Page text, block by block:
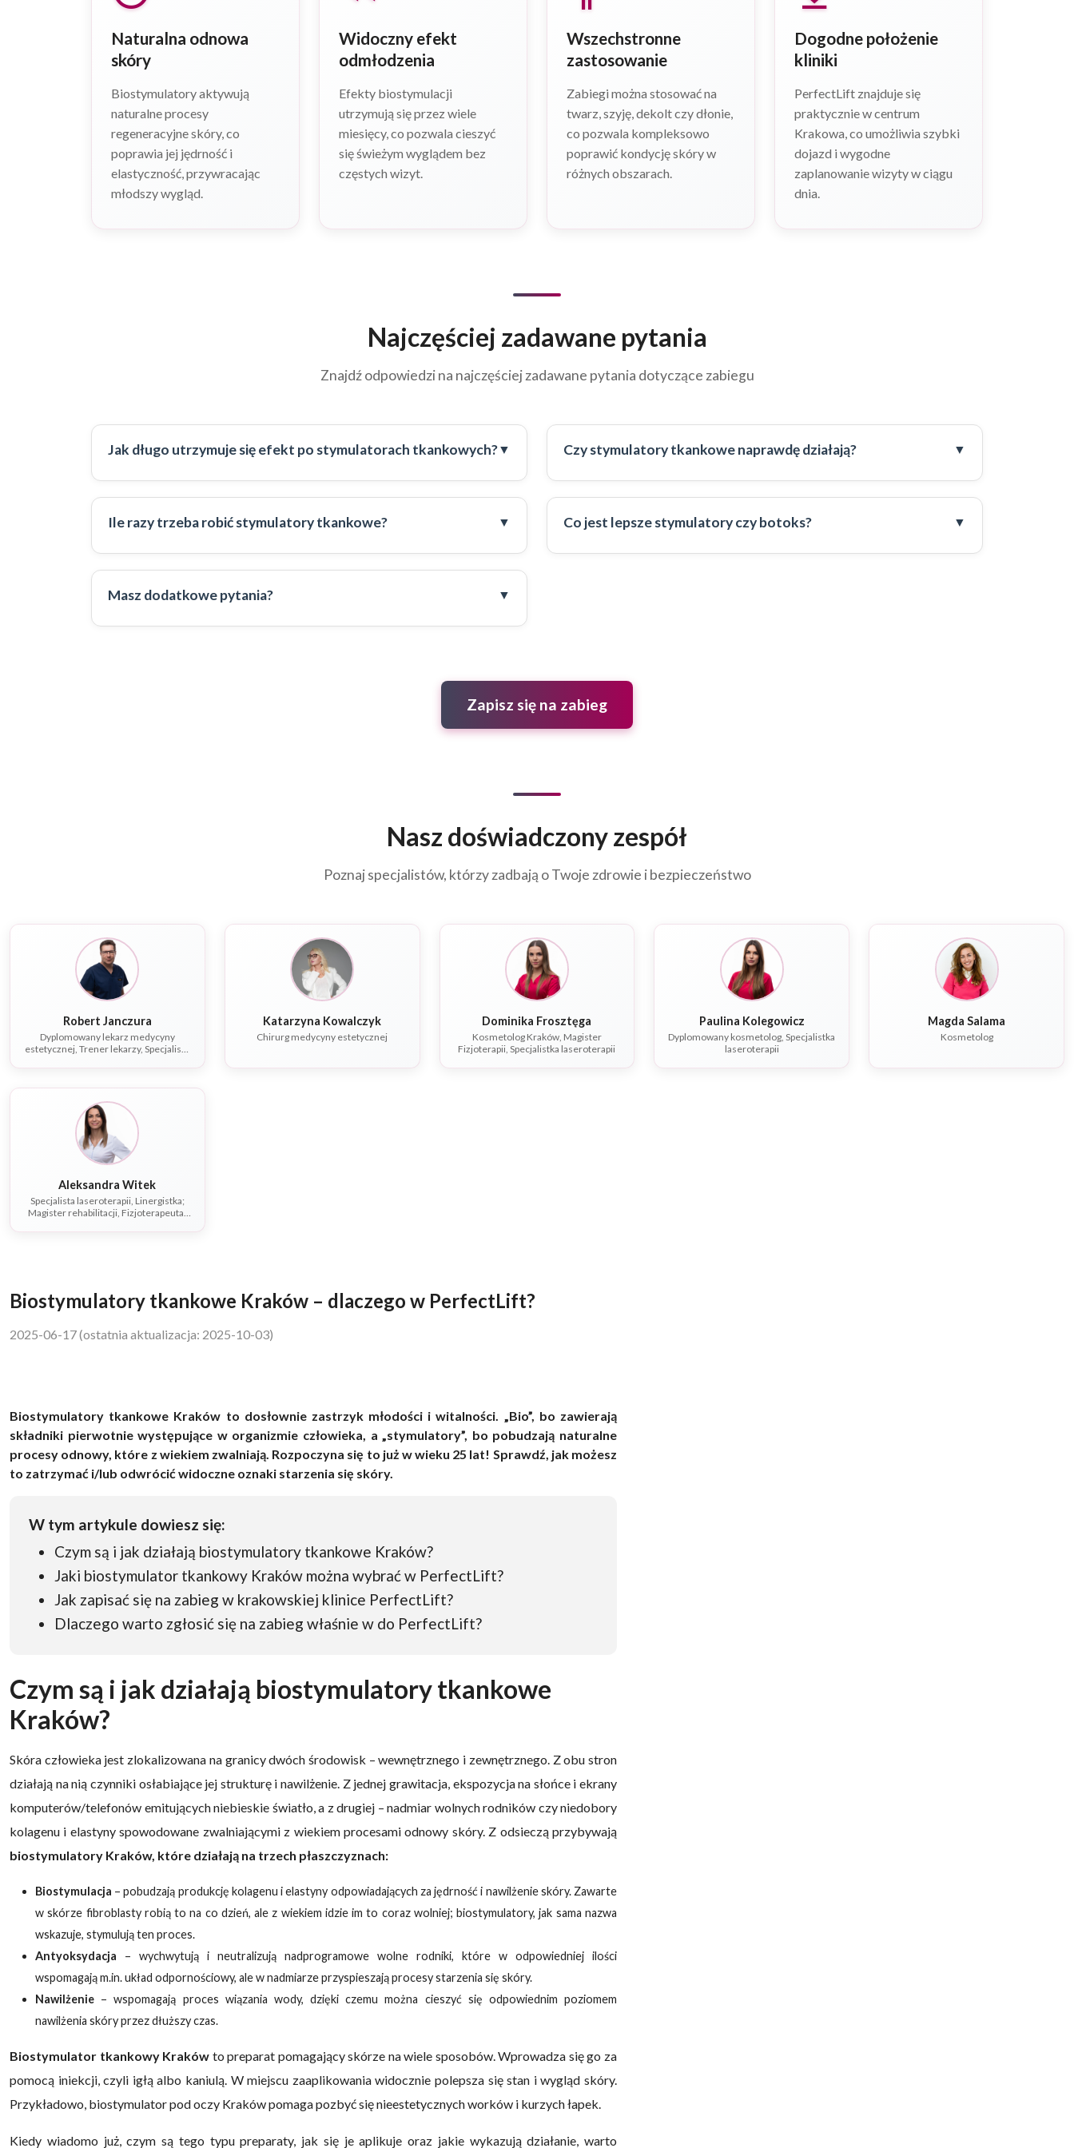
Naturalna odnowa
skóry
Biostymulatory aktywują
naturalne procesy
regeneracyjne skóry, co
poprawia jej jędrność i
elastyczność, przywracając
młodszy wygląd.
Widoczny efekt
odmłodzenia
Efekty biostymulacji
utrzymują się przez wiele
miesięcy, co pozwala cieszyć
się świeżym wyglądem bez
częstych wizyt.
Wszechstronne
zastosowanie
Zabiegi można stosować na
twarz, szyję, dekolt czy dłonie,
co pozwala kompleksowo
poprawić kondycję skóry w
różnych obszarach.
Dogodne położenie
kliniki
PerfectLift znajduje się
praktycznie w centrum
Krakowa, co umożliwia szybki
dojazd i wygodne
zaplanowanie wizyty w ciągu
dnia.
Najczęściej zadawane pytania
Znajdź odpowiedzi na najczęściej zadawane pytania dotyczące zabiegu
Jak długo utrzymuje się efekt po stymulatorach tkankowych? Czy stymulatory tkankowe naprawdę działają?
Ile razy trzeba robić stymulatory tkankowe? Co jest lepsze stymulatory czy botoks?
Masz dodatkowe pytania?
Zapisz się na zabieg
Nasz doświadczony zespół
Poznaj specjalistów, którzy zadbają o Twoje zdrowie i bezpieczeństwo
Robert Janczura
Dyplomowany lekarz medycyny
estetycznej, Trener lekarzy, Specjalista
Katarzyna Kowalczyk
Chirurg medycyny estetycznej
Dominika Frosztęga
Kosmetolog Kraków, Magister
Fizjoterapii, Specjalistka laseroterapii
Paulina Kolegowicz
Dyplomowany kosmetolog, Specjalistka
laseroterapii
Magda Salama
Kosmetolog
Aleksandra Witek
Specjalista laseroterapii, Linergistka;
Magister rehabilitacji, Fizjoterapeuta,
Biostymulatory tkankowe Kraków – dlaczego w PerfectLift?
2025-06-17(ostatnia aktualizacja: 2025-10-03)
Biostymulatory tkankowe Kraków to dosłownie zastrzyk młodości i witalności. „Bio”, bo zawierają
składniki pierwotnie występujące w organizmie człowieka, a „stymulatory”, bo pobudzają naturalne
procesy odnowy, które z wiekiem zwalniają. Rozpoczyna się to już w wieku 25 lat! Sprawdź, jak możesz
to zatrzymać i/lub odwrócić widoczne oznaki starzenia się skóry.
W tym artykule dowiesz się:
Czym są i jak działają biostymulatory tkankowe Kraków?
Jaki biostymulator tkankowy Kraków można wybrać w PerfectLift?
Jak zapisać się na zabieg w krakowskiej klinice PerfectLift?
Dlaczego warto zgłosić się na zabieg właśnie w do PerfectLift?
Czym są i jak działają biostymulatory tkankowe
Kraków?
Skóra człowieka jest zlokalizowana na granicy dwóch środowisk – wewnętrznego i zewnętrznego. Z obu stron
działają na nią czynniki osłabiające jej strukturę i nawilżenie. Z jednej grawitacja, ekspozycja na słońce i ekrany
komputerów/telefonów emitujących niebieskie światło, a z drugiej – nadmiar wolnych rodników czy niedobory
kolagenu i elastyny spowodowane zwalniającymi z wiekiem procesami odnowy skóry. Z odsieczą przybywają
biostymulatory Kraków, które działają na trzech płaszczyznach:
Biostymulacja – pobudzają produkcję kolagenu i elastyny odpowiadających za jędrność i nawilżenie skóry. Zawarte
w skórze fibroblasty robią to na co dzień, ale z wiekiem idzie im to coraz wolniej; biostymulatory, jak sama nazwa
wskazuje, stymulują ten proces.
Antyoksydacja – wychwytują i neutralizują nadprogramowe wolne rodniki, które w odpowiedniej ilości
wspomagają m.in. układ odpornościowy, ale w nadmiarze przyspieszają procesy starzenia się skóry.
Nawilżenie – wspomagają proces wiązania wody, dzięki czemu można cieszyć się odpowiednim poziomem
nawilżenia skóry przez dłuższy czas.
Biostymulator tkankowy Kraków to preparat pomagający skórze na wiele sposobów. Wprowadza się go za
pomocą iniekcji, czyli igłą albo kaniulą. W miejscu zaaplikowania widocznie polepsza się stan i wygląd skóry.
Przykładowo, biostymulator pod oczy Kraków pomaga pozbyć się nieestetycznych worków i kurzych łapek.
Kiedy wiadomo już, czym są tego typu preparaty, jak się je aplikuje oraz jakie wykazują działanie, warto